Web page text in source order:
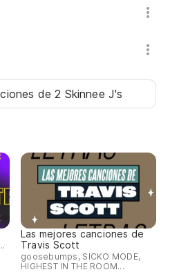
de 2 Skinnee J's
Las mejores canciones de
Travis Scott
goosebumps, SICKO MODE,
HIGHEST IN THE ROOM...